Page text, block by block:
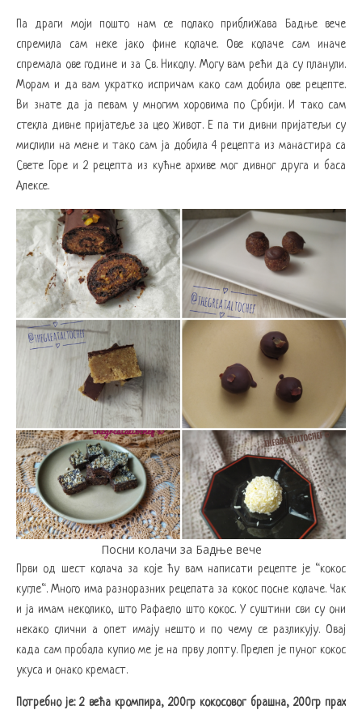
Па драги моји пошто нам се полако приближава Бадње вече
спремила сам неке јако фине колаче. Ове колаче сам иначе
спремала ове године и за Св. Николу. Могу вам рећи да су планули.
Морам и да вам укратко испричам како сам добила ове рецепте.
Ви знате да ја певам у многим хоровима по Србији. И тако сам
стекла дивне пријатеље за цео живот. Е па ти дивни пријатељи су
мислили на мене и тако сам ја добила 4 рецепта из манастира са
Свете Горе и 2 рецепта из кућне архиве мог дивног друга и баса
Алексе.
Посни колачи за Бадње вече
Први од шест колача за које ћу вам написати рецепте је “кокос
кугле“. Много има разноразних рецепата за кокос посне колаче. Чак
и ја имам неколико, што Рафаело што кокос. У суштини сви су они
некако слични а опет имају нешто и по чему се разликују. Овај
када сам пробала купио ме је на прву лопту. Прелеп је пуног кокос
укуса и онако кремаст.
Потребно је: 2 већа кромпира, 200гр кокосовог брашна, 200гр прах